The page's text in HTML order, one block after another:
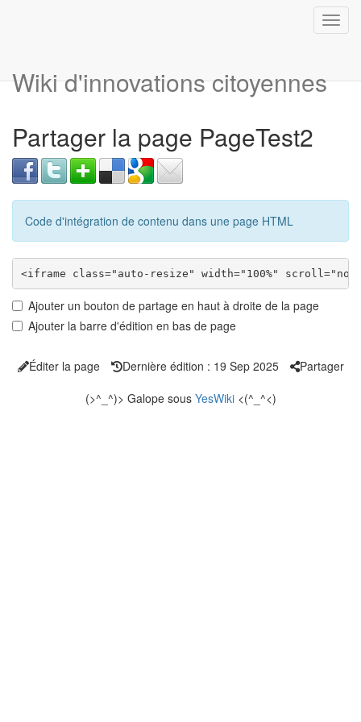
Wiki d'innovations citoyennes
Partager la page PageTest2
Code d'intégration de contenu dans une page HTML
Ajouter un bouton de partage en haut à droite de la page
Ajouter la barre d'édition en bas de page
Éditer la page Dernière édition : 19 Sep 2025
Partager
(>^_^)> Galope sous YesWiki<(^_^<)